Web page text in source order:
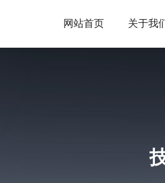
网站首页 关于我